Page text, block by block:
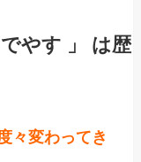
やす 」 は歴
々変わってき